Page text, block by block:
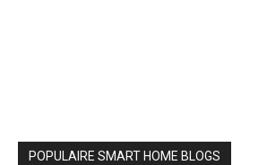
POPULAIRE SMART HOME BLOGS